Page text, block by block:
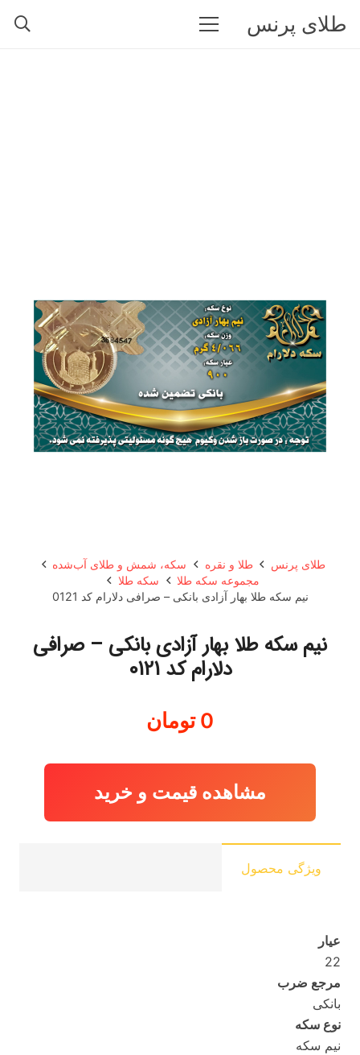
طلای پرنس
طلای پرنس طلا و نقره
سکه، شمش و طلای آب‌شده
مجموعه سکه طلا
سکه طلا
نیم سکه طلا بهار آزادی بانکی – صرافی دلارام کد 0121
نیم سکه طلا بهار آزادی بانکی – صرافی
دلارام کد 0121
0 تومان
مشاهده قیمت و خرید
ویژگی محصول
عیار
22
مرجع ضرب
بانکی
نوع سکه
نیم سکه